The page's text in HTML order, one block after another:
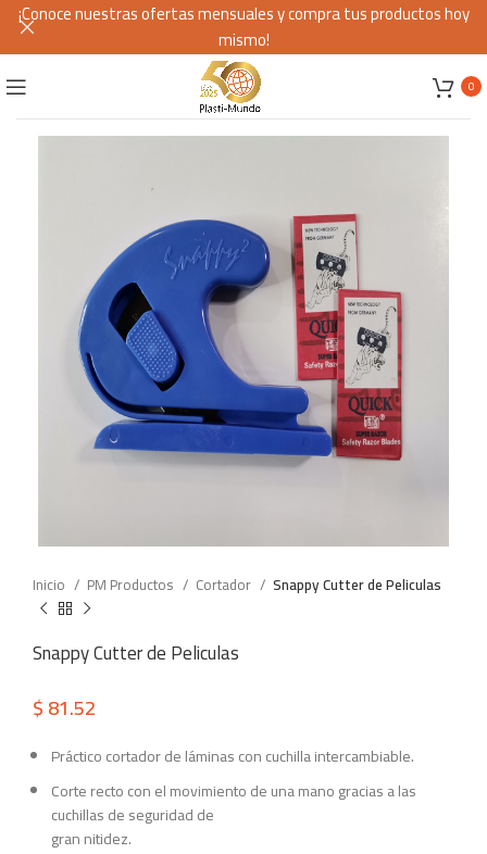
0
Inicio PM Productos Cortador Snappy Cutter de Peliculas
Snappy Cutter de Peliculas
$81.52
Práctico cortador de láminas con cuchilla intercambiable.
Corte recto con el movimiento de una mano gracias a las
cuchillas de seguridad de
gran nitidez.
¡Conoce nuestras ofertas mensuales y compra tus productos hoy
mismo!